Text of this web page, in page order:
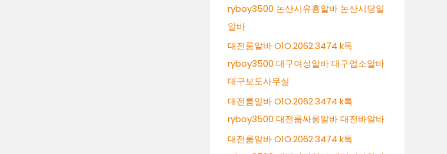
ryboy3500 논산시유흥알바 논산시당일
알바
대전룸알바 O1O.2062.3474 k톡
ryboy3500 대구여성알바 대구업소알바
대구보도사무실
대전룸알바 O1O.2062.3474 k톡
ryboy3500 대전룸싸롱알바 대전바알바
대전룸알바 O1O.2062.3474 k톡